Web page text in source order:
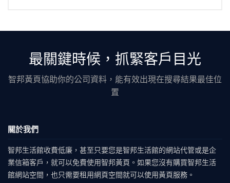
最關鍵時候，抓緊客戶目光
智邦黃頁協助你的公司資料，能有效出現在搜尋結果最佳位
置
關於我們
智邦生活館收費低廉，甚至只要您是智邦生活館的網站代管或是企
業信箱客戶，就可以免費使用智邦黃頁。如果您沒有購買智邦生活
館網站空間，也只需要租用網頁空間就可以使用黃頁服務。